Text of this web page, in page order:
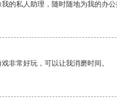
的私人助理，随时随地为我的办公
非常好玩，可以让我消磨时间。